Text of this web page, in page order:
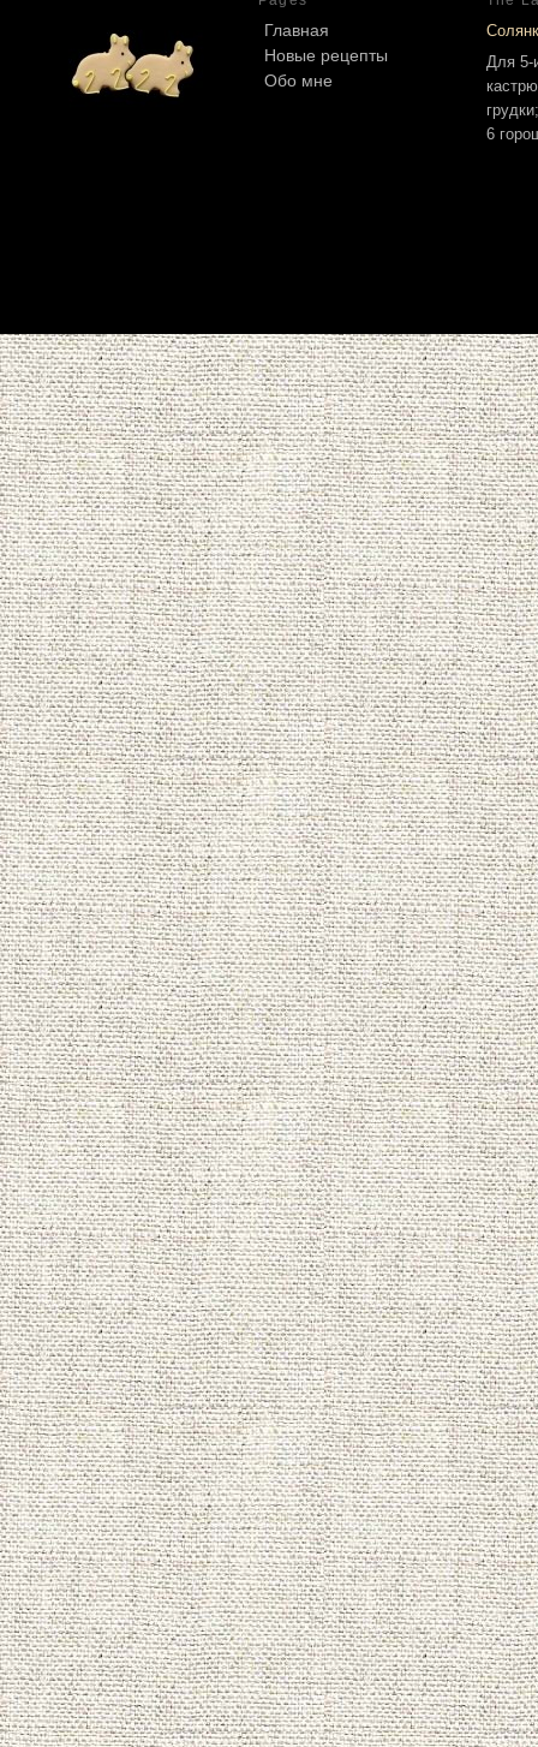
Главная
Новые рецепты
Обо мне
Для 5-
6